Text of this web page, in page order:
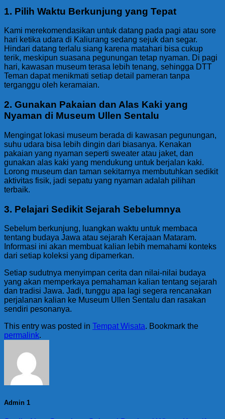
1. Pilih Waktu Berkunjung yang Tepat
Kami merekomendasikan untuk datang pada pagi atau sore
hari ketika udara di Kaliurang sedang sejuk dan segar.
Hindari datang terlalu siang karena matahari bisa cukup
terik, meskipun suasana pegunungan tetap nyaman. Di pagi
hari, kawasan museum terasa lebih tenang, sehingga DTT
Teman dapat menikmati setiap detail pameran tanpa
terganggu oleh keramaian.
2. Gunakan Pakaian dan Alas Kaki yang
Nyaman di Museum Ullen Sentalu
Mengingat lokasi museum berada di kawasan pegunungan,
suhu udara bisa lebih dingin dari biasanya. Kenakan
pakaian yang nyaman seperti sweater atau jaket, dan
gunakan alas kaki yang mendukung untuk berjalan kaki.
Lorong museum dan taman sekitarnya membutuhkan sedikit
aktivitas fisik, jadi sepatu yang nyaman adalah pilihan
terbaik.
3. Pelajari Sedikit Sejarah Sebelumnya
Sebelum berkunjung, luangkan waktu untuk membaca
tentang budaya Jawa atau sejarah Kerajaan Mataram.
Informasi ini akan membuat kalian lebih memahami konteks
dari setiap koleksi yang dipamerkan.
Setiap sudutnya menyimpan cerita dan nilai-nilai budaya
yang akan memperkaya pemahaman kalian tentang sejarah
dan tradisi Jawa. Jadi, tunggu apa lagi segera rencanakan
perjalanan kalian ke Museum Ullen Sentalu dan rasakan
sendiri pesonanya.
This entry was posted in Tempat Wisata. Bookmark the
permalink.
Admin 1